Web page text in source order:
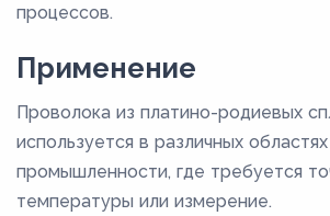
процессов.
Применение
Проволока из платино-родиевых
используется в различных областях
промышленности, где требуется
температуры или измерение.